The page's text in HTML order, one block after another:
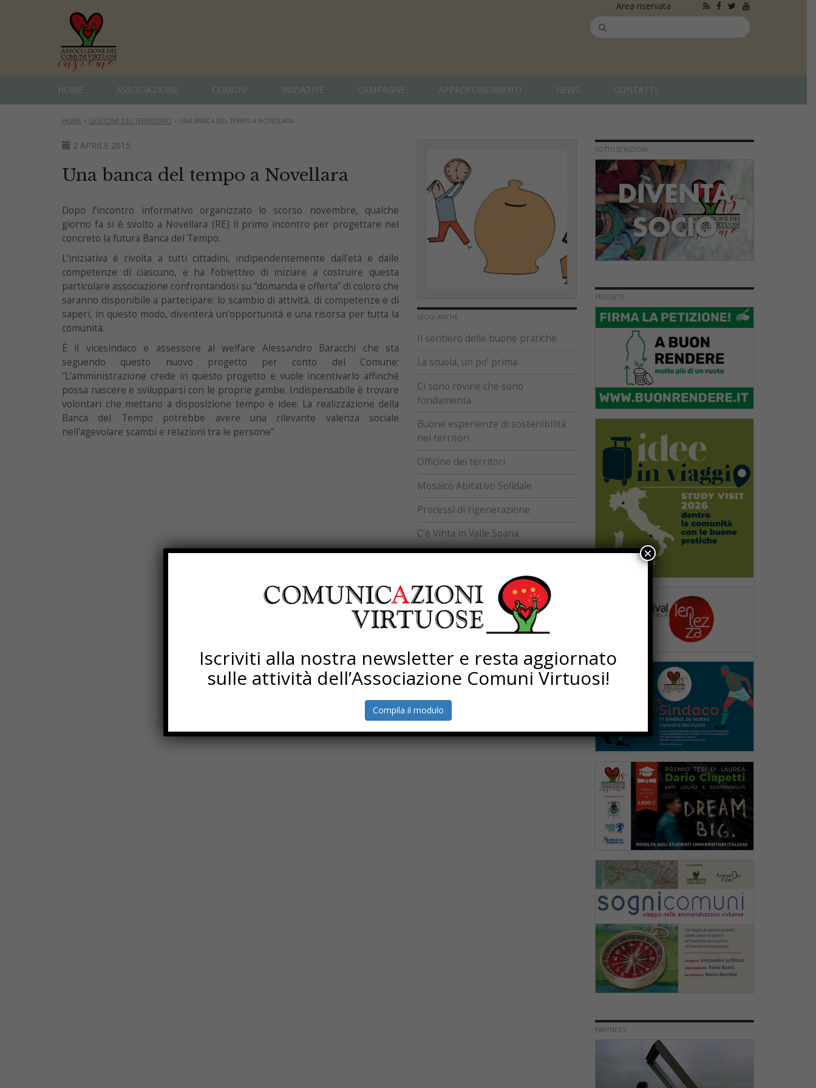
Area riservata
HOME ASSOCIAZIONE COMUNI INIZIATIVE CAMPAGNE APPROFONDIMENTI NEWS CONTATTI
HOME > GESTIONE DEL TERRITORIO > UNA BANCA DEL TEMPO A NOVELLARA
2 APRILE 2015
Una banca del tempo a Novellara
Dopo l’incontro informativo organizzato lo scorso novembre, qualche
giorno fa si è svolto a Novellara (RE) il primo incontro per progettare nel
concreto la futura Banca del Tempo.
L’iniziativa è rivolta a tutti cittadini, indipendentemente dall’età e dalle
competenze di ciascuno, e ha l’obiettivo di iniziare a costruire questa
particolare associazione confrontandosi su “domanda e offerta” di coloro che
saranno disponibile a partecipare: lo scambio di attività, di competenze e di
saperi, in questo modo, diventerà un’opportunità e una risorsa per tutta la
comunità.
È il vicesindaco e assessore al welfare Alessandro Baracchi che sta
seguendo questo nuovo progetto per conto del Comune:
“L’amministrazione crede in questo progetto e vuole incentivarlo affinché
possa nascere e svilupparsi con le proprie gambe. Indispensabile è trovare
volontari che mettano a disposizione tempo e idee. La realizzazione della
Banca del Tempo potrebbe avere una rilevante valenza sociale
nell’agevolare scambi e relazioni tra le persone”.
LEGGI ANCHE
Il sentiero delle buone pratiche
La scuola, un po’ prima
Ci sono rovine che sono
fondamenta
Buone esperienze di sostenibilità
nei territori
Officine dei territori
Mosaico Abitativo Solidale
Processi di rigenerazione
C’è Vihta in Valle Soana
La giornata dello sport
SOTTOSCRIZIONI
PROGETTI
PARTNERS
Iscriviti alla nostra newsletter e resta aggiornato
sulle attività dell’Associazione Comuni Virtuosi!
Compila il modulo
×